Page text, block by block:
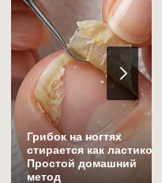
Грибок на ногтях
стирается как
Простой домашний
метод